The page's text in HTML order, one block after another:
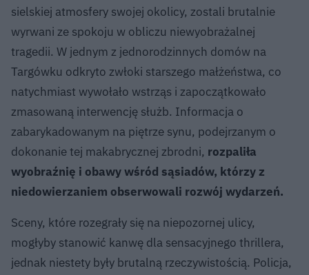
sielskiej atmosfery swojej okolicy, zostali brutalnie
wyrwani ze spokoju w obliczu niewyobrażalnej
tragedii. W jednym z jednorodzinnych domów na
Targówku odkryto zwłoki starszego małżeństwa, co
natychmiast wywołało wstrząs i zapoczątkowało
zmasowaną interwencję służb. Informacja o
zabarykadowanym na piętrze synu, podejrzanym o
dokonanie tej makabrycznej zbrodni, rozpaliła
wyobraźnię i obawy wśród sąsiadów, którzy z
niedowierzaniem obserwowali rozwój wydarzeń.
Sceny, które rozegrały się na niepozornej ulicy,
mogłyby stanowić kanwę dla sensacyjnego thrillera,
jednak niestety były brutalną rzeczywistością. Policja,